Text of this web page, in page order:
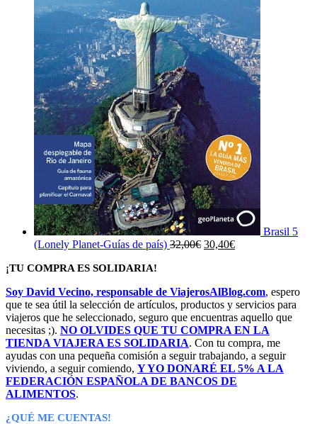
Brasil 5
(Lonely Planet-Guías de país) 32,00€ El
32,00€.
30,40€El
30,40€.
¡TU COMPRA ES SOLIDARIA!
Soy David Vecino, responsable de ViajerosAlBlog.com, espero
que te sea útil la selección de artículos, productos y servicios para
viajeros que he seleccionado, seguro que encuentras aquello que
necesitas ;). NO OLVIDES QUE TU COMPRA EN LA
TIENDA VIAJERA ES SOLIDARIA. Con tu compra, me
ayudas con una pequeña comisión a seguir trabajando, a seguir
viviendo, a seguir comiendo, Y YO DONARÉ EL 5% A LA
FEDERACIÓN ESPAÑOLA DE BANCOS DE
ALIMENTOS.
¿QUÉ ME CUENTAS!